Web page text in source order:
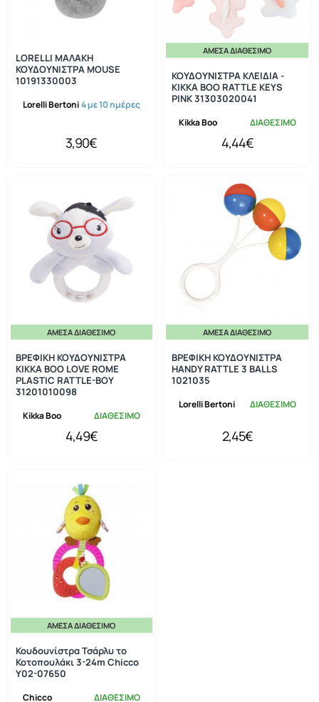
Lorelli Bertoni4 με 10 ημέρες
LORELLI ΜΑΛΑΚΗ
ΚΟΥΔΟΥΝΙΣΤΡΑ MOUSE
10191330003
3,90€
ΆΜΕΣΑ ΔΙΑΘΈΣΙΜΟ
Kikka Boo ΔΙΑΘΕΣΙΜΟ
ΚΟΥΔΟΥΝΙΣΤΡΑ ΚΛΕΙΔΙΑ -
KIKKA BOO RATTLE KEYS
PINK 31303020041
4,44€
ΆΜΕΣΑ ΔΙΑΘΈΣΙΜΟ
Kikka Boo ΔΙΑΘΕΣΙΜΟ
ΒΡΕΦΙΚΗ ΚΟΥΔΟΥΝΙΣΤΡΑ
KIKKA BOO LOVE ROME
PLASTIC RATTLE-BOY
31201010098
4,49€
ΆΜΕΣΑ ΔΙΑΘΈΣΙΜΟ
Lorelli Bertoni ΔΙΑΘΕΣΙΜΟ
ΒΡΕΦΙΚΗ ΚΟΥΔΟΥΝΙΣΤΡΑ
HANDY RATTLE 3 BALLS
1021035
2,45€
ΆΜΕΣΑ ΔΙΑΘΈΣΙΜΟ
Chicco ΔΙΑΘΕΣΙΜΟ
Κουδουνίστρα Τσάρλυ το
Κοτοπουλάκι 3-24m Chicco
Y02-07650